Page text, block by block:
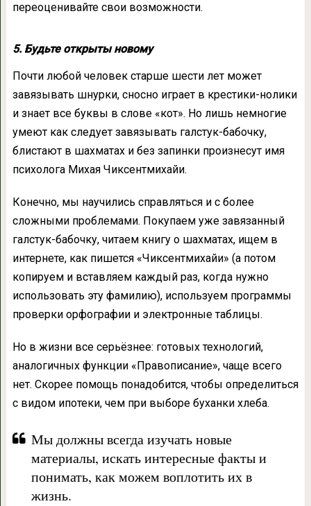
переоценивайте свои возможности.
5. Будьте открыты новому
Почти любой человек старше шести лет может
завязывать шнурки, сносно играет в крестики-нолики
и знает все буквы в слове «кот». Но лишь немногие
умеют как следует завязывать галстук-бабочку,
блистают в шахматах и без запинки произнесут имя
психолога Михая Чиксентмихайи.
Конечно, мы научились справляться и с более
сложными проблемами. Покупаем уже завязанный
галстук-бабочку, читаем книгу о шахматах, ищем в
интернете, как пишется «Чиксентмихайи» (а потом
копируем и вставляем каждый раз, когда нужно
использовать эту фамилию), используем программы
проверки орфографии и электронные таблицы.
Но в жизни все серьёзнее: готовых технологий,
аналогичных функции «Правописание», чаще всего
нет. Скорее помощь понадобится, чтобы определиться
с видом ипотеки, чем при выборе буханки хлеба.
Мы должны всегда изучать новые
материалы, искать интересные факты и
понимать, как можем воплотить их в
жизнь.